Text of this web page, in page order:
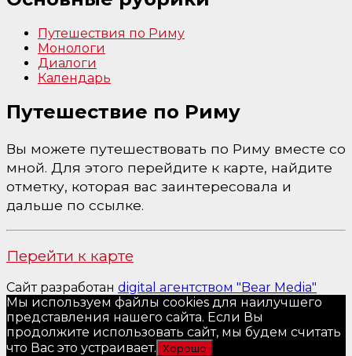
Путешествия по Риму
Монологи
Диалоги
Календарь
Путешествие по Риму
Вы можете путешествовать по Риму вместе со
мной. Для этого перейдите к карте, найдите
отметку, которая вас заинтересовала и
дальше по ссылке.
Перейти к карте
Сайт разработан digital агентством "Bear Media"
Мы используем файлы cookies для наилучшего
представления нашего сайта. Если Вы
продолжите использовать сайт, мы будем считать
что Вас это устраивает. Хорошо